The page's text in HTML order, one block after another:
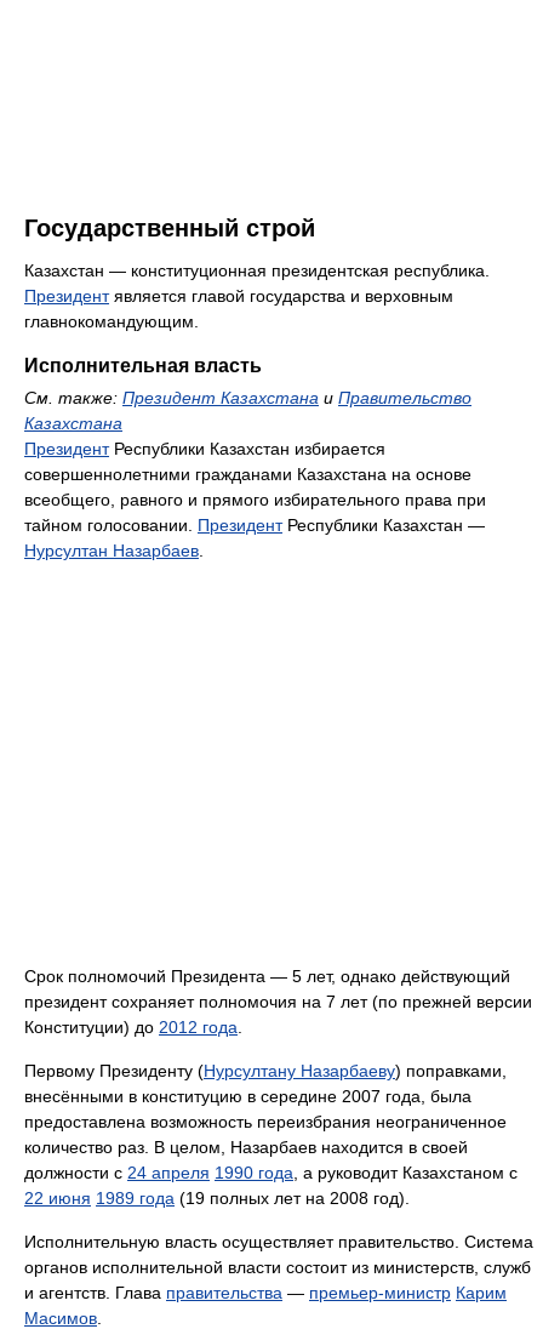
Государственный строй
Казахстан — конституционная президентская республика.
Президентявляется главой государства и верховным
главнокомандующим.
Исполнительная власть
См. также: Президент Казахстана и Правительство
Казахстана
ПрезидентРеспублики Казахстан избирается
совершеннолетними гражданами Казахстана на основе
всеобщего, равного и прямого избирательного права при
тайном голосовании. ПрезидентРеспублики Казахстан —
Нурсултан Назарбаев
Срок полномочий Президента — 5 лет, однако действующий
президент сохраняет полномочия на 7 лет (по прежней версии
Конституции) до 2012 года
Первому Президенту (Нурсултану Назарбаеву) поправками,
внесёнными в конституцию в середине 2007 года, была
предоставлена возможность переизбрания неограниченное
количество раз. В целом, Назарбаев находится в своей
должности с 24 апреля 1990 года , а руководит Казахстаном с
22 июня 1989 года (19 полных лет на 2008 год).
Исполнительную власть осуществляет правительство. Система
органов исполнительной власти состоит из министерств, служб
и агентств. Глава правительства — премьер-министр Карим
Масимов